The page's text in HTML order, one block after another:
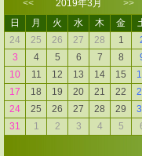
<< 2019年3月
>>
日
月 火 水 木 金
24
25 26 27 28 1
3
4 5 6 7 8
10
11 12 13 14 15
17
18 19 20 21 22
24
25 26 27 28 29
31
1 2 3 4 5